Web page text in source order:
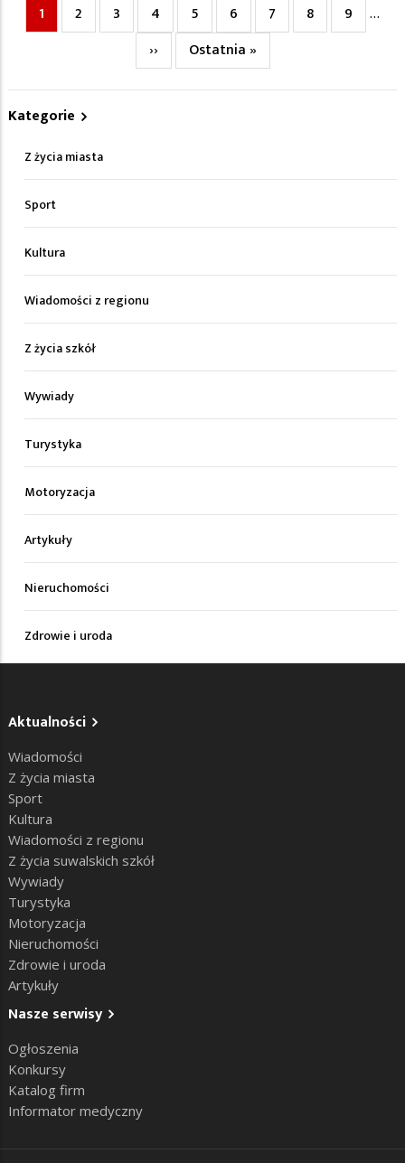
Stronicowanie
Bieżąca
strona
1 Page
2 Page
3 Page
4 Page
5 Page
6 Page
7 Page
8 Page
9 …
Następna
strona
››
Ostatnia
strona
Ostatnia »
Kategorie
Z życia miasta
Sport
Kultura
Wiadomości z regionu
Z życia szkół
Wywiady
Turystyka
Motoryzacja
Artykuły
Nieruchomości
Zdrowie i uroda
Aktualności
Wiadomości
Z życia miasta
Sport
Kultura
Wiadomości z regionu
Z życia suwalskich szkół
Wywiady
Turystyka
Motoryzacja
Nieruchomości
Zdrowie i uroda
Artykuły
Nasze serwisy
Ogłoszenia
Konkursy
Katalog firm
Informator medyczny